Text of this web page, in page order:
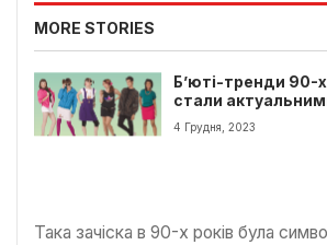
MORE STORIES
Б’юті-тренди 90-
стали
4 Грудня, 2023
Така зачіска в 90-х років була